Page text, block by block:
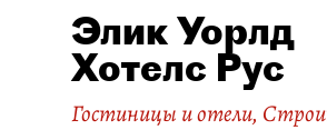
Элик Уорлд
Хотелс Рус
Гостиницы и отели,